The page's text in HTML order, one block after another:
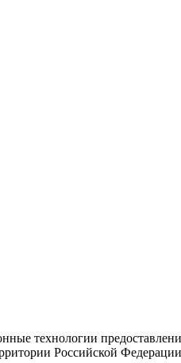
технологии
Российской